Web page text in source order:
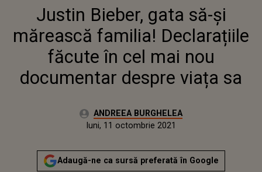
MĂREASCĂ FAMILIA!
DECLARAȚIILE FĂCUTE ÎN CEL
MAI NOU DOCUMENTAR
DESPRE VIAȚA SA
Justin Bieber, gata să-și
mărească familia! Declarațiile
făcute în cel mai nou
documentar despre viața sa
Autor:ANDREEA BURGHELEA
luni, 11 octombrie 2021Actualizat:
luni, 11 octombrie 2021
Adaugă-ne ca sursă preferată în Google